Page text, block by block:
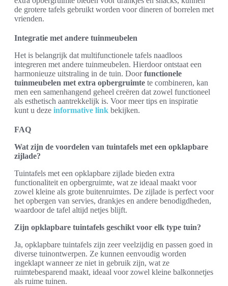
de grotere tafels gebruikt worden voor dineren of borrelen met
vrienden.
Integratie met andere tuinmeubelen
Het is belangrijk dat multifunctionele tafels naadloos
integreren met andere tuinmeubelen. Hierdoor ontstaat een
harmonieuze uitstraling in de tuin. Doorfunctionele
tuinmeubelen met extra opbergruimte te combineren, kan
men een samenhangend geheel creëren dat zowel functioneel
als esthetisch aantrekkelijk is. Voor meer tips en inspiratie
kunt u deze informative link bekijken.
FAQ
Wat zijn de voordelen van tuintafels met een opklapbare
zijlade?
Tuintafels met een opklapbare zijlade bieden extra
functionaliteit en opbergruimte, wat ze ideaal maakt voor
zowel kleine als grote buitenruimtes. De zijlade is perfect voor
het opbergen van servies, drankjes en andere benodigdheden,
waardoor de tafel altijd netjes blijft.
Zijn opklapbare tuintafels geschikt voor elk type tuin?
Ja, opklapbare tuintafels zijn zeer veelzijdig en passen goed in
diverse tuinontwerpen. Ze kunnen eenvoudig worden
ingeklapt wanneer ze niet in gebruik zijn, wat ze
ruimtebesparend maakt, ideaal voor zowel kleine balkonnetjes
als ruime tuinen.